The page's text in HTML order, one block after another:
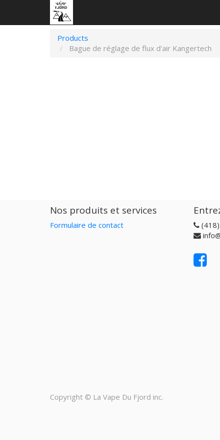
Products
Bague de réglage de flux d'air Kangertech
Nos produits et services
Formulaire de contact
Copyright © La Vape Du Fjord inc.